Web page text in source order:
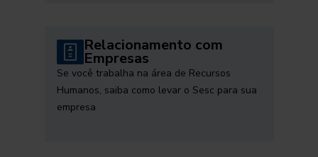
Relacionamento com
Empresas
Se você trabalha na área de Recursos
Humanos, saiba como levar o Sesc para sua
empresa